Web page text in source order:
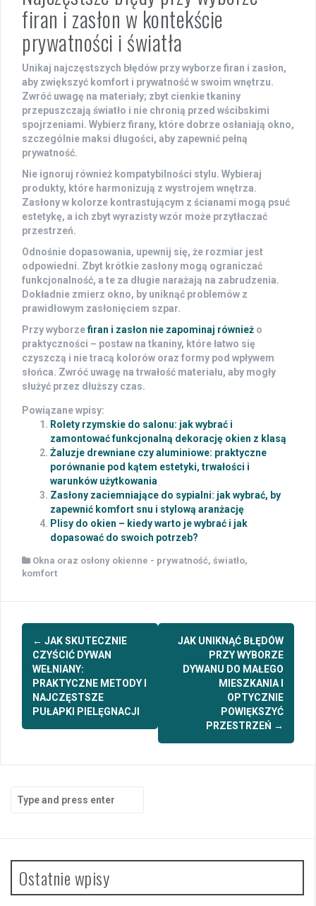
firan i zasłon w kontekście
prywatności i światła
Unikaj najczęstszych błędów przy wyborze firan i zasłon,
aby zwiększyć komfort i prywatność w swoim wnętrzu.
Zwróć uwagę na materiały; zbyt cienkie tkaniny
przepuszczają światło i nie chronią przed wścibskimi
spojrzeniami. Wybierz firany, które dobrze osłaniają okno,
szczególnie maksi długości, aby zapewnić pełną
prywatność.
Nie ignoruj również kompatybilności stylu. Wybieraj
produkty, które harmonizują z wystrojem wnętrza.
Zasłony w kolorze kontrastującym z ścianami mogą psuć
estetykę, a ich zbyt wyrazisty wzór może przytłaczać
przestrzeń.
Odnośnie dopasowania, upewnij się, że rozmiar jest
odpowiedni. Zbyt krótkie zasłony mogą ograniczać
funkcjonalność, a te za długie narażają na zabrudzenia.
Dokładnie zmierz okno, by uniknąć problemów z
prawidłowym zasłonięciem szpar.
Przy wyborzefiran i zasłon nie zapominaj również o
praktyczności – postaw na tkaniny, które łatwo się
czyszczą i nie tracą kolorów oraz formy pod wpływem
słońca. Zwróć uwagę na trwałość materiału, aby mogły
służyć przez dłuższy czas.
Powiązane wpisy:
Rolety rzymskie do salonu: jak wybrać i
zamontować funkcjonalną dekorację okien z klasą
Żaluzje drewniane czy aluminiowe: praktyczne
porównanie pod kątem estetyki, trwałości i
warunków użytkowania
Zasłony zaciemniające do sypialni: jak wybrać, by
zapewnić komfort snu i stylową aranżację
Plisy do okien – kiedy warto je wybrać i jak
dopasować do swoich potrzeb?
Okna oraz osłony okienne - prywatność, światło,
komfort
Post
navigation
← JAK SKUTECZNIE
CZYŚCIĆ DYWAN
WEŁNIANY:
PRAKTYCZNE METODY I
NAJCZĘSTSZE
PUŁAPKI PIELĘGNACJI
JAK UNIKNĄĆ BŁĘDÓW
PRZY WYBORZE
DYWANU DO MAŁEGO
MIESZKANIA I
OPTYCZNIE
POWIĘKSZYĆ
PRZESTRZEŃ →
for:
Ostatnie wpisy